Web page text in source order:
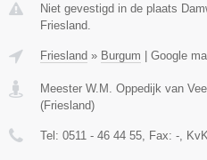
Niet gevestigd in de plaats
Friesland.
Friesland » Burgum | Google
Meester W.M. Oppedijk van
(Friesland)
Tel: 0511 - 46 44 55 , Fax: - ,